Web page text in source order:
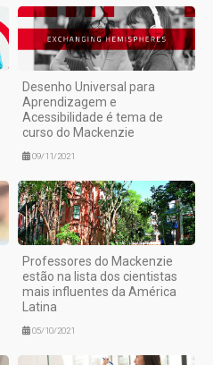
Desenho Universal para
Aprendizagem e
Acessibilidade é tema de
curso do Mackenzie
09/11/2021
Professores do Mackenzie
estão na lista dos cientistas
mais influentes da América
Latina
05/10/2021